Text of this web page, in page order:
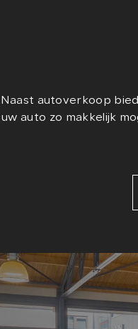
Naast autoverkoop
uw auto zo makkelijk